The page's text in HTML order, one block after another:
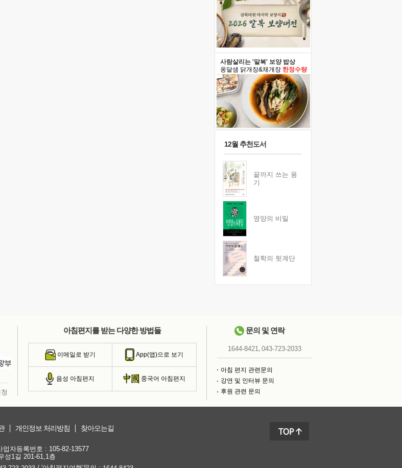
사람살리는 '말복' 보양 밥상
옹달샘 닭개장&채개장 한정수량
12월 추천도서
끝까지 쓰는 용
기
영양의 비밀
철학의 뒷계단
아침편지를 받는 다양한 방법들
이메일로 받기 App(앱)으로 보기
음성 아침편지 중국어 아침편지
문의 및 연락
1644-8421, 043-723-2033
아침 편지 관련문의
강연 및 인터뷰 문의
후원 관련 문의
개인정보 처리방침 찾아오는길
자등록번호 : 105-82-13577
성1길 201-61,1층